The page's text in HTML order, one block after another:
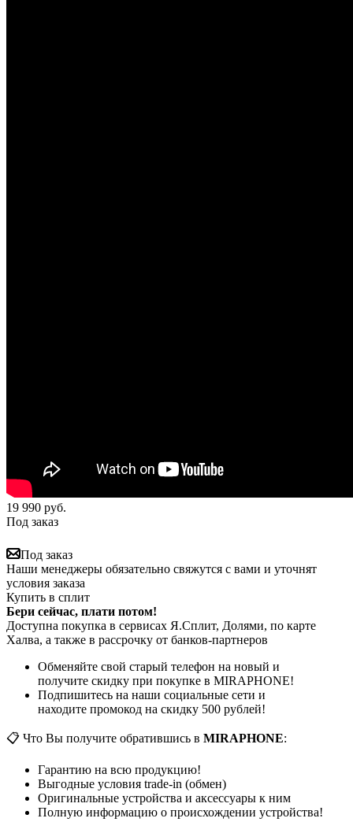
19 990 руб.
Под заказ
Под заказ
Наши менеджеры обязательно свяжутся с вами и уточнят
условия заказа
Купить в сплит
Бери сейчас, плати потом!
Доступна покупка в сервисах Я.Сплит, Долями, по карте
Халва, а также в рассрочку от банков-партнеров
Обменяйте свой старый телефон на новый и
получите скидку при покупке в MIRAPHONE!
Подпишитесь на наши социальные сети и
находите промокод на скидку 500 рублей!
📋 Что Вы получите обратившись в MIRAPHONE:
Гарантию на всю продукцию!
Выгодные условия trade-in (обмен)
Оригинальные устройства и аксессуары к ним
Полную информацию о происхождении устройства!